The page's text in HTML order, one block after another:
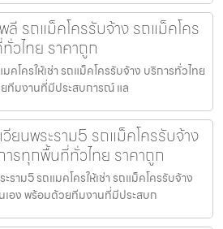
ลี รถแม็คโครรับจ้าง รถแม็คโคร
วไทย ราคาถูก
คโครให้เช่า รถแม็คโครรับจ้าง บริการทั่วไทย
ทีมงานที่มีประสบการณ์ แล
ยนพระราม5 รถแม็คโครรับจ้าง
ารทุกพื้นที่ทั่วไทย ราคาถูก
ราม5 รถแมคโครให้เช่า รถแม็คโครรับจ้าง
เอง พร้อมด้วยทีมงานที่มีประสบก